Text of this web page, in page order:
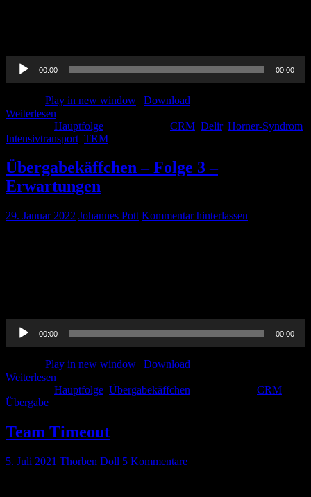
Audio-
Player
00:00 00:00
Play in new window
Download
Weiterlesen
Hauptfolge CRM Delir, Horner-Syndrom
Intensivtransport TRM
Übergabekäffchen – Folge 3 –
Erwartungen
29. Januar 2022 Johannes Pott Kommentar hinterlassen
Audio-
Player
00:00 00:00
Play in new window
Download
Weiterlesen
Hauptfolge Übergabekäffchen CRM
Übergabe
Team Timeout
5. Juli 2021 Thorben Doll 5 Kommentare